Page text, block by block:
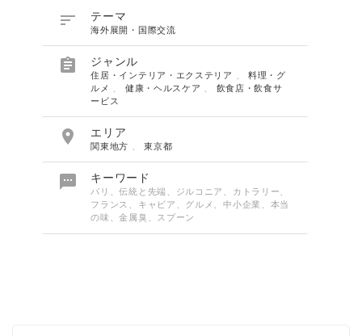
 テーマ
海外展開・国際交流
 ジャンル
住居・インテリア・エクステリア
料理・グ
ルメ
健康・ヘルスケア
飲食店・飲食サ
ービス
 エリア
関東地方 、東京都
 キーワード
パリ、伝統と先端、ジルコニア、カトラリー、
フランス、キャビア、グルメ、中小企業、本当
の味、金属臭、スプーン